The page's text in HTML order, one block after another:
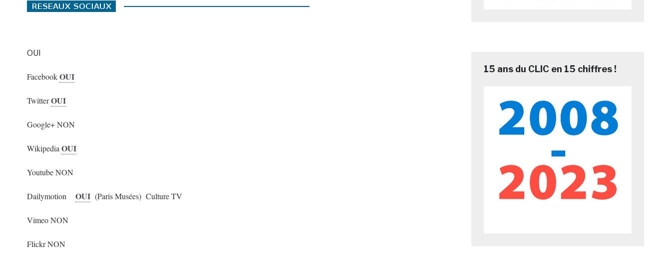
OUI
FacebookOUI
TwitterOUI
Google+ NON
Wikipedia OUI
Youtube NON
Dailymotion OUI(Paris Musées) Culture TV
Vimeo NON
Flickr NON
15 ans du CLIC en 15 chiffres !